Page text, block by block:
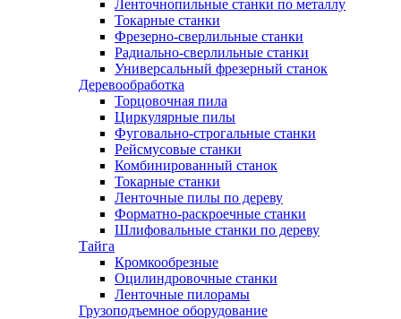
Ленточнопильные станки по металлу
Токарные станки
Фрезерно-сверлильные станки
Радиально-сверлильные станки
Универсальный фрезерный станок
Деревообработка
Торцовочная пила
Циркулярные пилы
Фуговально-строгальные станки
Рейсмусовые станки
Комбинированный станок
Токарные станки
Ленточные пилы по дереву
Форматно-раскроечные станки
Шлифовальные станки по дереву
Тайга
Кромкообрезные
Оцилиндровочные станки
Ленточные пилорамы
Грузоподъемное оборудование